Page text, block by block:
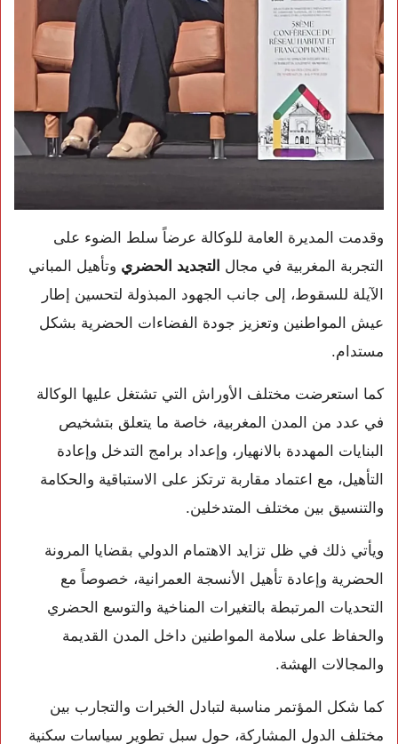
وقدمت المديرة العامة للوكالة عرضاً سلط الضوء على
التجربة المغربية في مجال التجديد الحضري وتأهيل المباني
الآيلة للسقوط، إلى جانب الجهود المبذولة لتحسين إطار
عيش المواطنين وتعزيز جودة الفضاءات الحضرية بشكل
مستدام.
كما استعرضت مختلف الأوراش التي تشتغل عليها الوكالة
في عدد من المدن المغربية، خاصة ما يتعلق بتشخيص
البنايات المهددة بالانهيار، وإعداد برامج التدخل وإعادة
التأهيل، مع اعتماد مقاربة ترتكز على الاستباقية والحكامة
والتنسيق بين مختلف المتدخلين.
ويأتي ذلك في ظل تزايد الاهتمام الدولي بقضايا المرونة
الحضرية وإعادة تأهيل الأنسجة العمرانية، خصوصاً مع
التحديات المرتبطة بالتغيرات المناخية والتوسع الحضري
والحفاظ على سلامة المواطنين داخل المدن القديمة
والمجالات الهشة.
كما شكل المؤتمر مناسبة لتبادل الخبرات والتجارب بين
مختلف الدول المشاركة، حول سبل تطوير سياسات سكنية